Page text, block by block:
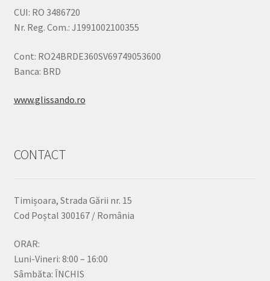
CUI: RO 3486720
Nr. Reg. Com.: J1991002100355
Cont: RO24BRDE360SV69749053600
Banca: BRD
www.glissando.ro
CONTACT
Timișoara, Strada Gării nr. 15
Cod Poștal 300167 / România
ORAR:
Luni-Vineri: 8:00 – 16:00
Sâmbăta: ÎNCHIS